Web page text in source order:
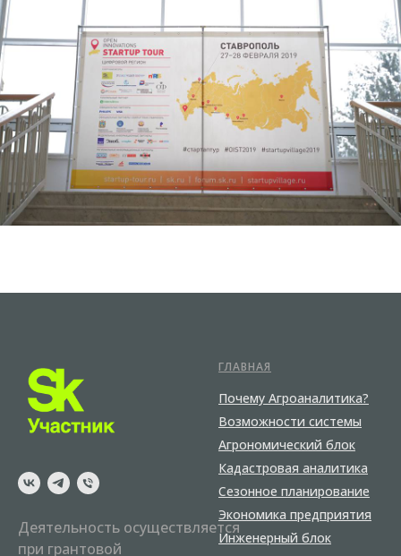
Деятельность осуществляется
при грантовой
ГЛАВНАЯ
Почему Агроаналитика?
Возможности системы
Агрономический блок
Кадастровая аналитика
Сезонное планирование
Экономика предприятия
Инженерный блок